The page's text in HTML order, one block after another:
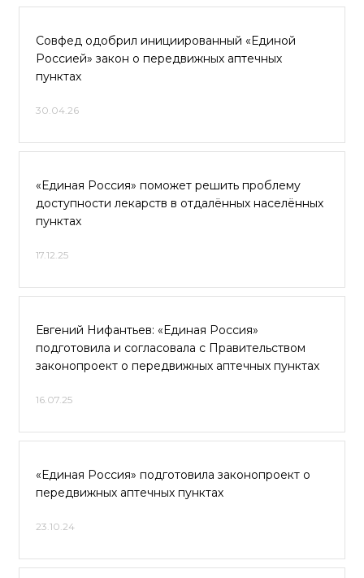
Совфед одобрил инициированный «Единой
Россией» закон о передвижных аптечных
пунктах
30.04.26
«Единая Россия» поможет решить проблему
доступности лекарств в отдалённых населённых
пунктах
17.12.25
Евгений Нифантьев: «Единая Россия»
подготовила и согласовала с Правительством
законопроект о передвижных аптечных пунктах
16.07.25
«Единая Россия» подготовила законопроект о
передвижных аптечных пунктах
23.10.24